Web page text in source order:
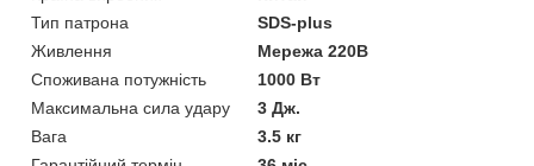
Тип патрона
SDS-plus
Живлення
Мережа 220В
Споживана потужність
1000 Вт
Максимальна сила удару
3 Дж.
Вага
3.5 кг